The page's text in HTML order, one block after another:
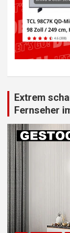
Extrem
Fernseher